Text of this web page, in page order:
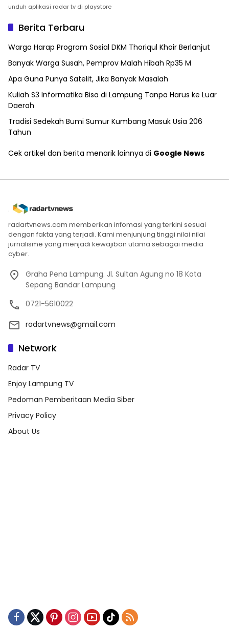
unduh aplikasi radar tv di playstore
Berita Terbaru
Warga Harap Program Sosial DKM Thoriqul Khoir Berlanjut
Banyak Warga Susah, Pemprov Malah Hibah Rp35 M
Apa Guna Punya Satelit, Jika Banyak Masalah
Kuliah S3 Informatika Bisa di Lampung Tanpa Harus ke Luar
Daerah
Tradisi Sedekah Bumi Sumur Kumbang Masuk Usia 206
Tahun
Cek artikel dan berita menarik lainnya di Google News
radartvnews.com memberikan infomasi yang terkini sesuai
dengan fakta yang terjadi. Kami menjunjung tinggi nilai nilai
jurnalisme yang menjadi kewajiban utama sebagai media
cyber.
Graha Pena Lampung. Jl. Sultan Agung no 18 Kota
Sepang Bandar Lampung
0721-5610022
radartvnews@gmail.com
Network
Radar TV
Enjoy Lampung TV
Pedoman Pemberitaan Media Siber
Privacy Policy
About Us